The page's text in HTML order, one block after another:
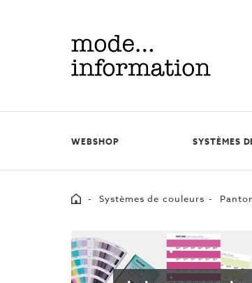
Mode
information
WEBSHOP SYSTÈMES
HomeSystèmes de couleurs